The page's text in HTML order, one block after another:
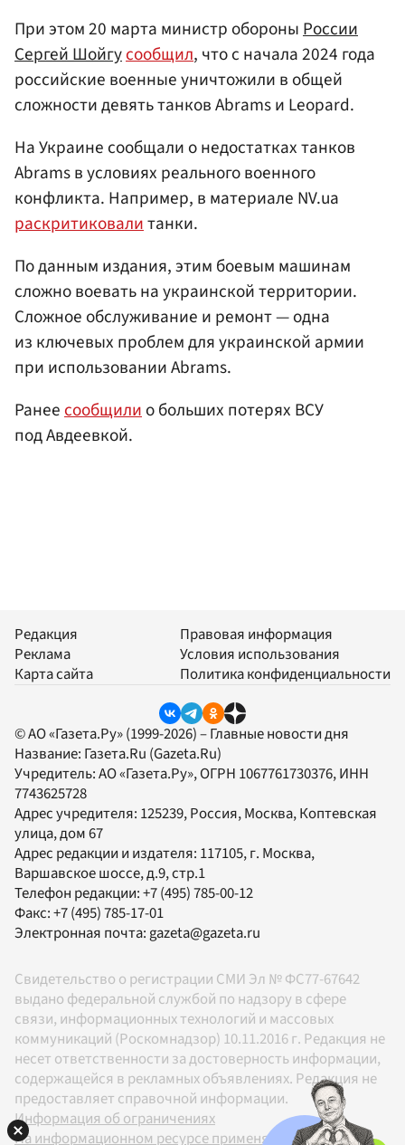
При этом 20 марта министр обороны России
Сергей Шойгусообщил, что с начала 2024 года
российские военные уничтожили в общей
сложности девять танков Abrams и Leopard.
На Украине сообщали о недостатках танков
Abrams в условиях реального военного
конфликта. Например, в материале NV.ua
раскритиковалитанки.
По данным издания, этим боевым машинам
сложно воевать на украинской территории.
Сложное обслуживание и ремонт — одна
из ключевых проблем для украинской армии
при использовании Abrams.
Ранеесообщилио больших потерях ВСУ
под Авдеевкой.
Редакция
Реклама
Карта сайта
Правовая информация
Условия использования
Политика конфиденциальности
© АО «Газета.Ру» (1999-2026) – Главные новости дня
Название: Газета.Ru (Gazeta.Ru)
Учредитель:АО «Газета.Ру», ОГРН 1067761730376, ИНН
7743625728
Адрес учредителя: 125239, Россия, Москва, Коптевская
улица, дом 67
Адрес редакции и издателя: 117105, г. Москва,
Варшавское шоссе, д.9, стр.1
Телефон редакции:+7 (495) 785-00-12
Факс:+7 (495) 785-17-01
Электронная почта:gazeta@gazeta.ru
Свидетельство о регистрации СМИ Эл № ФС77-67642
выдано федеральной службой по надзору в сфере
связи, информационных технологий и массовых
коммуникаций (Роскомнадзор) 10.11.2016 г. Редакция не
несет ответственности за достоверность информации,
содержащейся в рекламных объявлениях. Редакция не
предоставляет справочной информации.
Информация об ограничениях
На информационном ресурсе применяются